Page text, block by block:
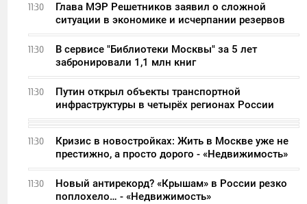
11:30
Глава МЭР Решетников заявил о сложной
ситуации в экономике и исчерпании резервов
11:30
В сервисе "Библиотеки Москвы" за 5 лет
забронировали 1,1 млн книг
11:30
Путин открыл объекты транспортной
инфраструктуры в четырёх регионах России
11:30
Кризис в новостройках: Жить в Москве уже не
престижно, а просто дорого - «Недвижимость»
11:30
Новый антирекорд? «Крышам» в России резко
поплохело… - «Недвижимость»